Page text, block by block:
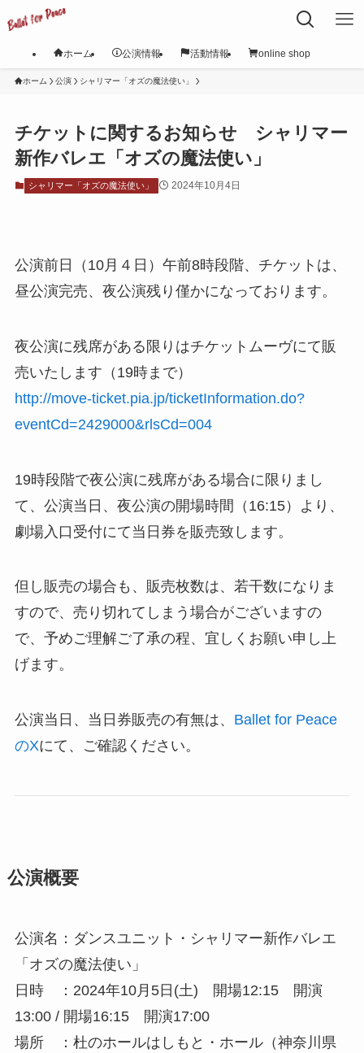
ホーム 公演情報 活動情報 online shop
ホーム 公演 シャリマー「オズの魔法使い」
チケットに関するお知らせ シャリマー
新作バレエ「オズの魔法使い」
シャリマー「オズの魔法使い」 2024年10月4日
公演前日（10月４日）午前8時段階、チケットは、
昼公演完売、夜公演残り僅かになっております。
夜公演に残席がある限りはチケットムーヴにて販
売いたします（19時まで）
http://move-ticket.pia.jp/ticketInformation.do?
eventCd=2429000&rlsCd=004
19時段階で夜公演に残席がある場合に限りまし
て、公演当日、夜公演の開場時間（16:15）より、
劇場入口受付にて当日券を販売致します。
但し販売の場合も、販売枚数は、若干数になりま
すので、売り切れてしまう場合がございますの
で、予めご理解ご了承の程、宜しくお願い申し上
げます。
公演当日、当日券販売の有無は、 Ballet for Peace
のXにて、ご確認ください。
公演概要
公演名：ダンスユニット・シャリマー新作バレエ
「オズの魔法使い」
日時 ：2024年10月5日(土) 開場12:15 開演
13:00 / 開場16:15 開演17:00
場所 ：杜のホールはしもと・ホール（神奈川県